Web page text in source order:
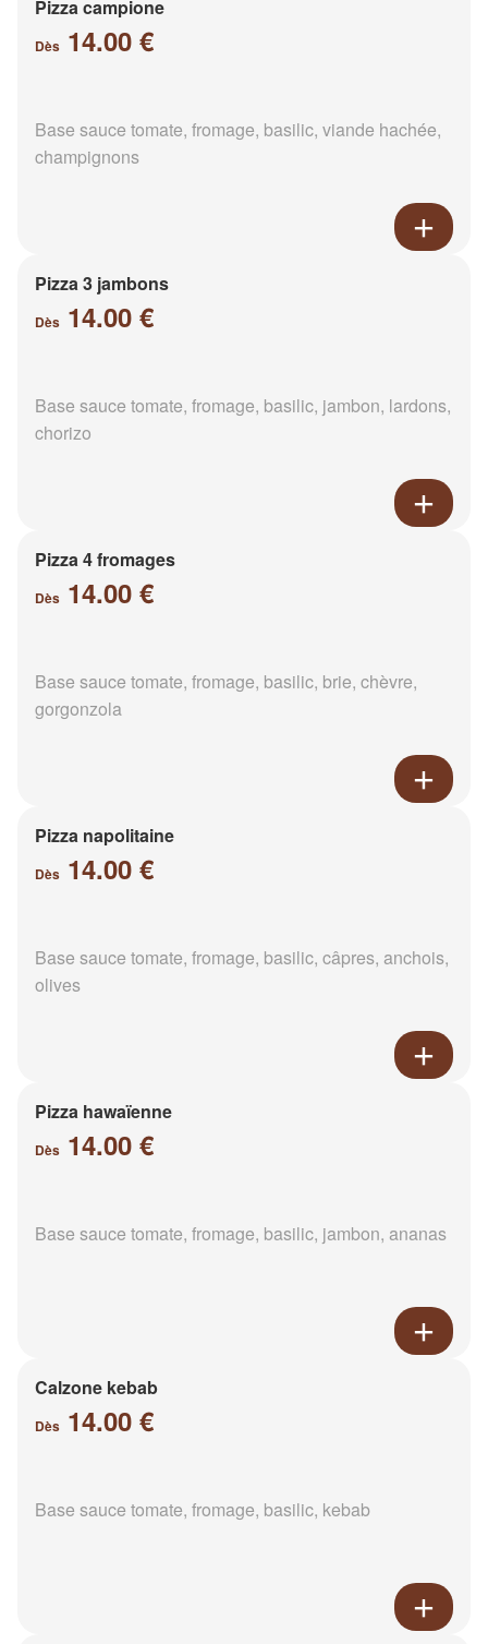
Pizza campione
Dès 14.00 €
Base sauce tomate, fromage, basilic, viande hachée,
champignons
Pizza 3 jambons
Dès 14.00 €
Base sauce tomate, fromage, basilic, jambon, lardons,
chorizo
Pizza 4 fromages
Dès 14.00 €
Base sauce tomate, fromage, basilic, brie, chèvre,
gorgonzola
Pizza napolitaine
Dès 14.00 €
Base sauce tomate, fromage, basilic, câpres, anchois,
olives
Pizza hawaïenne
Dès 14.00 €
Base sauce tomate, fromage, basilic, jambon, ananas
Calzone kebab
Dès 14.00 €
Base sauce tomate, fromage, basilic, kebab